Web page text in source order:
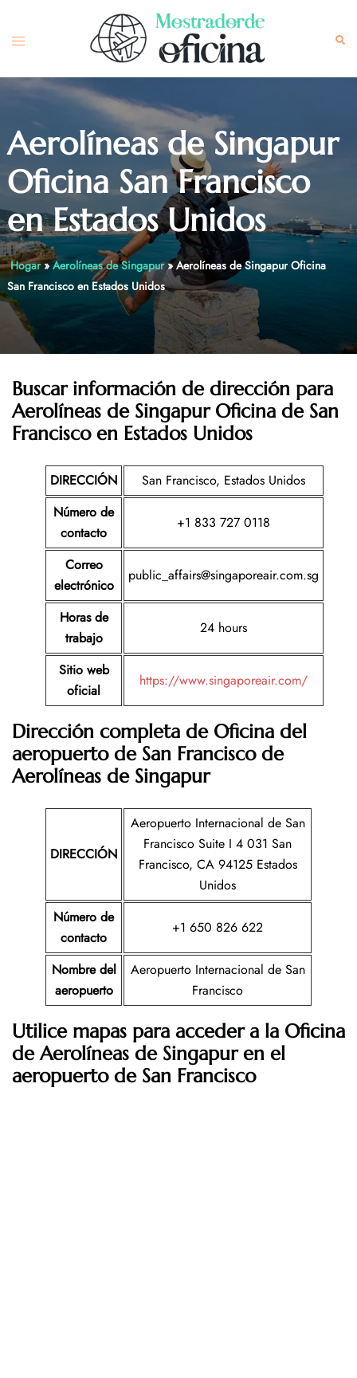
content
Toggle
Aerolíneas de Singapur
Oficina San Francisco
en Estados Unidos
Hogar»Aerolíneas de Singapur»Aerolíneas de Singapur Oficina
San Francisco en Estados Unidos
Buscar información de dirección para
Aerolíneas de Singapur Oficina de San
Francisco en Estados Unidos
DIRECCIÓN
San Francisco, Estados Unidos
Número de
contacto
+1 833 727 0118
Correo
electrónico
public_affairs@singaporeair.com.sg
Horas de
trabajo
24 hours
Sitio web
oficial
https://www.singaporeair.com/
Dirección completa de Oficina del
aeropuerto de San Francisco de
Aerolíneas de Singapur
DIRECCIÓN
Aeropuerto Internacional de San
Francisco Suite I 4 031 San
Francisco, CA 94125 Estados
Unidos
Número de
contacto
+1 650 826 622
Nombre del
aeropuerto
Aeropuerto Internacional de San
Francisco
Utilice mapas para acceder a la Oficina
de Aerolíneas de Singapur en el
aeropuerto de San Francisco